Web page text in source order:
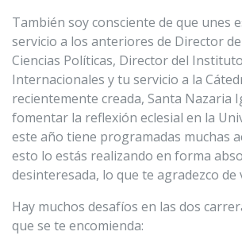
También soy consciente de que unes
servicio a los anteriores de Director
Ciencias Políticas, Director del
Internacionales y tu servicio a la
recientemente creada, Santa Nazaria
fomentar la reflexión eclesial en la
este año tiene programadas muchas
esto lo estás realizando en forma
desinteresada, lo que te agradezco de
Hay muchos desafíos en las dos
que se te encomienda: